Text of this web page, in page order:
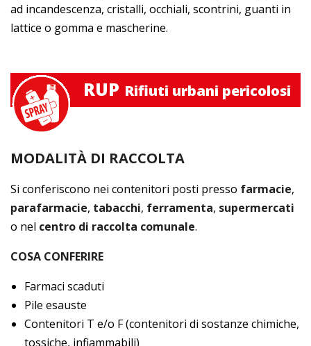
ad incandescenza, cristalli, occhiali, scontrini, guanti in
lattice o gomma e mascherine.
RUP Rifiuti urbani pericolosi
MODALITÀ DI RACCOLTA
Si conferiscono nei contenitori posti presso farmacie,
parafarmacie, tabacchi, ferramenta, supermercati
o nel centro di raccolta comunale.
COSA CONFERIRE
Farmaci scaduti
Pile esauste
Contenitori T e/o F (contenitori di sostanze chimiche,
tossiche, infiammabili)